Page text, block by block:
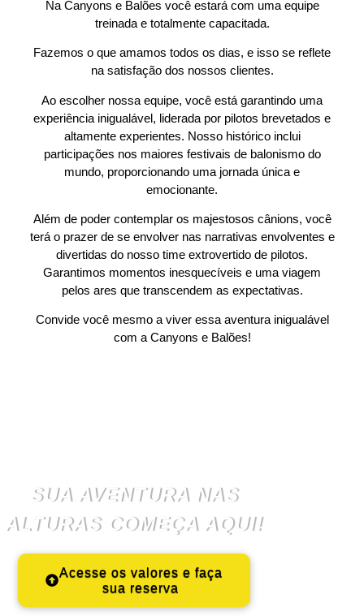
Na Canyons e Balões você estará com uma equipe
treinada e totalmente capacitada.
Fazemos o que amamos todos os dias, e isso se reflete
na satisfação dos nossos clientes.
Ao escolher nossa equipe, você está garantindo uma
experiência inigualável, liderada por pilotos brevetados e
altamente experientes. Nosso histórico inclui
participações nos maiores festivais de balonismo do
mundo, proporcionando uma jornada única e
emocionante.
Além de poder contemplar os majestosos cânions, você
terá o prazer de se envolver nas narrativas envolventes e
divertidas do nosso time extrovertido de pilotos.
Garantimos momentos inesquecíveis e uma viagem
pelos ares que transcendem as expectativas.
Convide você mesmo a viver essa aventura inigualável
com a Canyons e Balões!
SUA AVENTURA NAS
ALTURAS COMEÇA AQUI!
Acesse os valores e faça
sua reserva